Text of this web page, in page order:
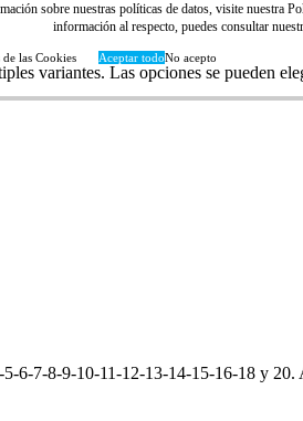
variantes. Las opciones se pueden
6-7-8-9-10-11-12-13-14-15-16-18 y 20.
sobre nuestras políticas de datos, visite nuestra
información al respecto, puedes consultar
de las Cookies Aceptar todoNo acepto